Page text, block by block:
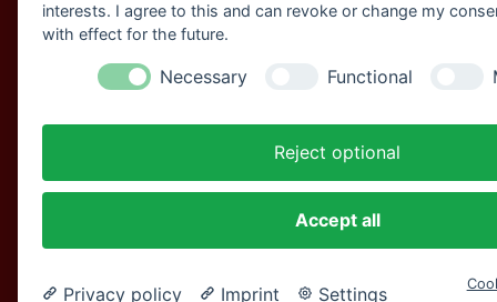
interests. I agree to this and can revoke or change my
with effect for the future.
Necessary Functional
Reject optional
Accept all
Privacy policy Imprint Settings